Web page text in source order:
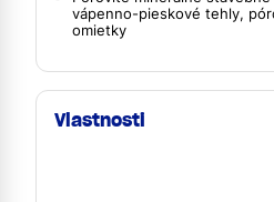
vápenno-pieskové tehly,
omietky
Vlastnosti